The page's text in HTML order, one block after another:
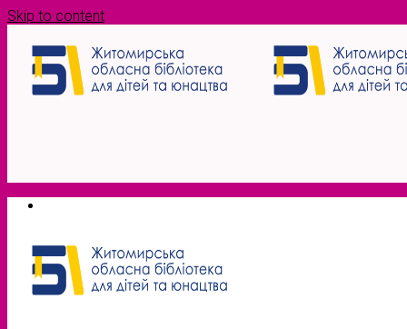
Skip to content